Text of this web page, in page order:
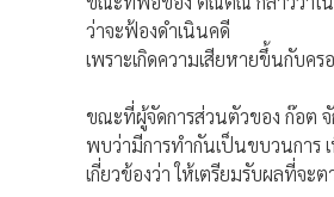
ว่าจะฟ้องดำเนินคดี
เพราะเกิดความเสียหายขึ้นกับค
ขณะที่ผู้จัดการส่วนตัวของ ก๊อต
พบว่ามีการทํากันเป็นขบวนการ
เกี่ยวข้องว่า ให้เตรียมรับผลที่จะต